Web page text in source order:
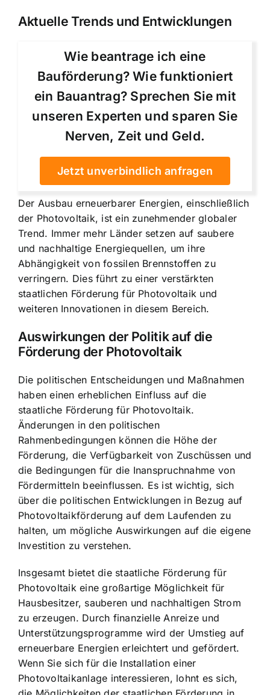
Aktuelle Trends und Entwicklungen
Wie beantrage ich eine
Bauförderung? Wie funktioniert
ein Bauantrag? Sprechen Sie mit
unseren Experten und sparen Sie
Nerven, Zeit und Geld.
Jetzt unverbindlich anfragen
Der Ausbau erneuerbarer Energien, einschließlich
der Photovoltaik, ist ein zunehmender globaler
Trend. Immer mehr Länder setzen auf saubere
und nachhaltige Energiequellen, um ihre
Abhängigkeit von fossilen Brennstoffen zu
verringern. Dies führt zu einer verstärkten
staatlichen Förderung für Photovoltaik und
weiteren Innovationen in diesem Bereich.
Auswirkungen der Politik auf die
Förderung der Photovoltaik
Die politischen Entscheidungen und Maßnahmen
haben einen erheblichen Einfluss auf die
staatliche Förderung für Photovoltaik.
Änderungen in den politischen
Rahmenbedingungen können die Höhe der
Förderung, die Verfügbarkeit von Zuschüssen und
die Bedingungen für die Inanspruchnahme von
Fördermitteln beeinflussen. Es ist wichtig, sich
über die politischen Entwicklungen in Bezug auf
Photovoltaikförderung auf dem Laufenden zu
halten, um mögliche Auswirkungen auf die eigene
Investition zu verstehen.
Insgesamt bietet die staatliche Förderung für
Photovoltaik eine großartige Möglichkeit für
Hausbesitzer, sauberen und nachhaltigen Strom
zu erzeugen. Durch finanzielle Anreize und
Unterstützungsprogramme wird der Umstieg auf
erneuerbare Energien erleichtert und gefördert.
Wenn Sie sich für die Installation einer
Photovoltaikanlage interessieren, lohnt es sich,